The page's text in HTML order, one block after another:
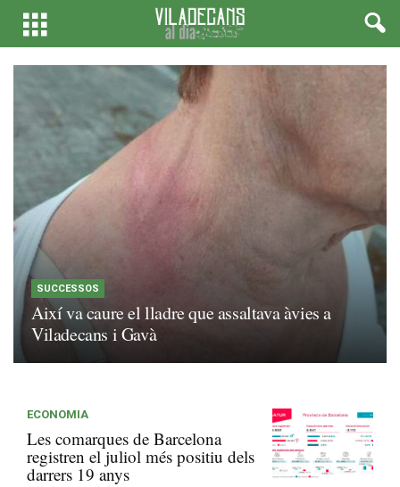
SUCCESSOS
Així va caure el lladre que assaltava àvies a
Viladecans i Gavà
ECONOMIA
Les comarques de Barcelona
registren el juliol més positiu dels
darrers 19 anys